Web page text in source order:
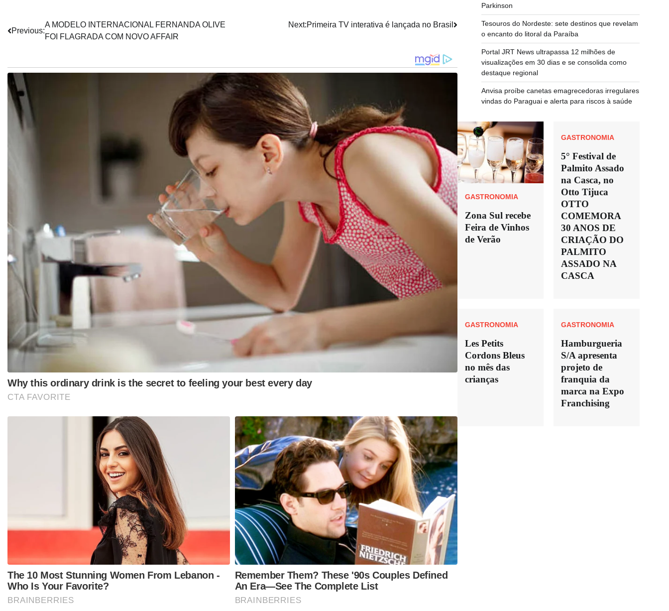
Navegação
Previous:
A MODELO INTERNACIONAL FERNANDA OLIVE
FOI FLAGRADA COM NOVO AFFAIR
Next:Primeira TV interativa é lançada no Brasil
Parkinson
Tesouros do Nordeste: sete destinos que revelam
o encanto do litoral da Paraíba
Portal JRT News ultrapassa 12 milhões de
visualizações em 30 dias e se consolida como
destaque regional
Anvisa proíbe canetas emagrecedoras irregulares
vindas do Paraguai e alerta para riscos à saúde
GASTRONOMIA
Zona Sul recebe
Feira de Vinhos
de Verão
GASTRONOMIA
5° Festival de
Palmito Assado
na Casca, no
Otto Tijuca
OTTO
COMEMORA
30 ANOS DE
CRIAÇÃO DO
PALMITO
ASSADO NA
CASCA
GASTRONOMIA
Les Petits
Cordons Bleus
no mês das
crianças
GASTRONOMIA
Hamburgueria
S/A apresenta
projeto de
franquia da
marca na Expo
Franchising